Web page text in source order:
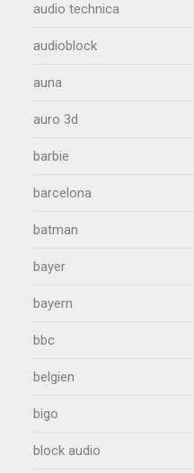
audio technica
audioblock
auna
auro 3d
barbie
barcelona
batman
bayer
bayern
bbc
belgien
bigo
block audio